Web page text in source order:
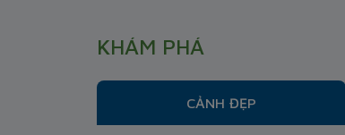
KHÁM PHÁ
CẢNH ĐẸP